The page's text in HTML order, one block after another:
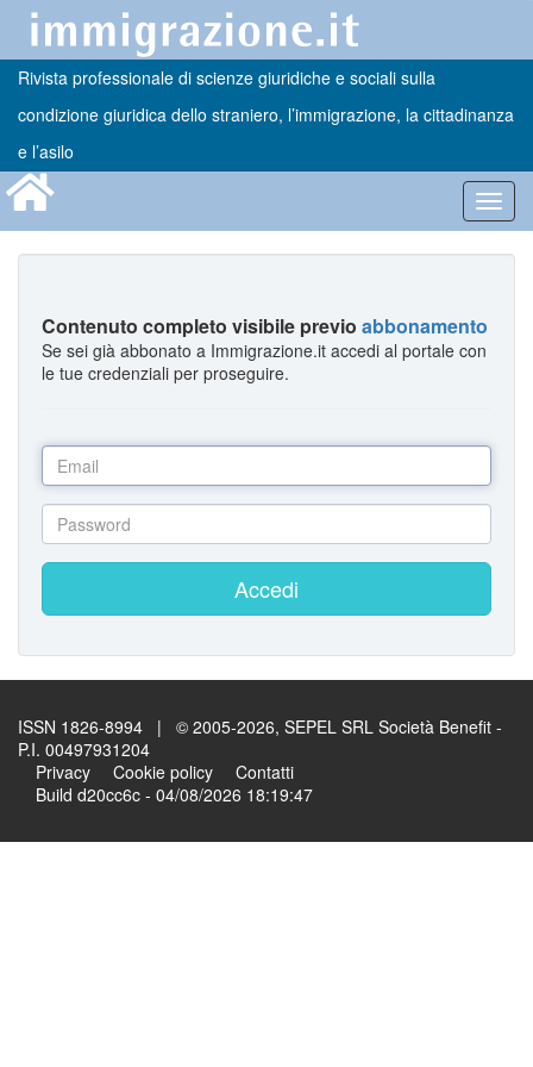
Rivista professionale di scienze giuridiche e sociali sulla
condizione giuridica dello straniero, l’immigrazione, la cittadinanza
e l’asilo
Contenuto completo visibile previo abbonamento
Se sei già abbonato a Immigrazione.it accedi al portale con
le tue credenziali per proseguire.
Accedi
ISSN 1826-8994 | © 2005-2026, SEPEL SRL Società Benefit -
P.I. 00497931204
Privacy
Cookie policy
Contatti
Build d20cc6c - 04/08/2026 18:19:47